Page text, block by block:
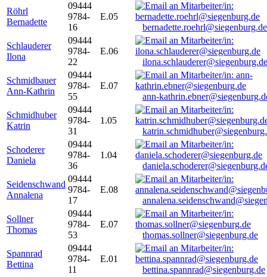
Röhrl
Bernadette
09444
9784-
16
E.05
bernadette.roehrl@siegenburg.de
Schlauderer
Ilona
09444
9784-
22
E.06
ilona.schlauderer@siegenburg.de
Schmidbauer
Ann-Kathrin
09444
9784-
55
E.07
ann-
Schmidhuber
Katrin
09444
9784-
31
1.05
Schoderer
Daniela
09444
9784-
36
1.04
Seidenschwand
Annalena
09444
9784-
17
E.08
Sollner
Thomas
09444
9784-
53
E.07
thomas.sollner@siegenburg.de
Spannrad
Bettina
09444
9784-
11
E.01
bettina.spannrad@siegenburg.de